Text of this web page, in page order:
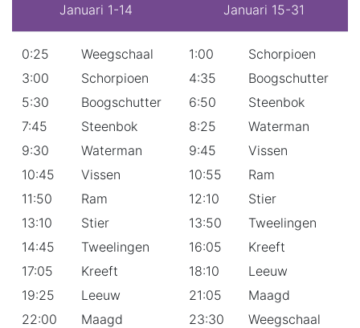
Januari 1-14 Januari 15-31
0:25
3:00
5:30
7:45
9:30
10:45
11:50
13:10
14:45
17:05
19:25
22:00
Weegschaal
Schorpioen
Boogschutter
Steenbok
Waterman
Vissen
Ram
Stier
Tweelingen
Kreeft
Leeuw
Maagd
1:00
4:35
6:50
8:25
9:45
10:55
12:10
13:50
16:05
18:10
21:05
23:30
Schorpioen
Boogschutter
Steenbok
Waterman
Vissen
Ram
Stier
Tweelingen
Kreeft
Leeuw
Maagd
Weegschaal